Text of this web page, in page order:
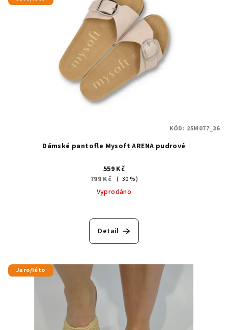
Dámské pantofle Mysoft ARENA pudrové
559 Kč
799 Kč (–30 %)
Vyprodáno
Detail
KÓD: 25M077_36
Jaro/léto